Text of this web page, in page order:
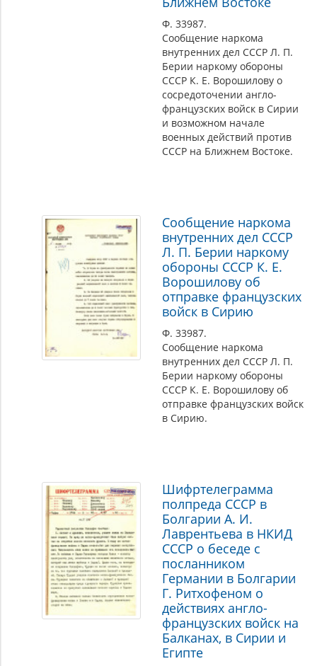
Ф. 33987.
Сообщение наркома
внутренних дел СССР Л. П.
Берии наркому обороны
СССР К. Е. Ворошилову о
сосредоточении англо-
французских войск в Сирии
и возможном начале
военных действий против
СССР на Ближнем Востоке.
Сообщение наркома
внутренних дел СССР
Л. П. Берии наркому
обороны СССР К. Е.
Ворошилову об
отправке французских
войск в Сирию
Ф. 33987.
Сообщение наркома
внутренних дел СССР Л. П.
Берии наркому обороны
СССР К. Е. Ворошилову об
отправке французских войск
в Сирию.
Шифртелеграмма
полпреда СССР в
Болгарии А. И.
Лаврентьева в НКИД
СССР о беседе с
посланником
Германии в Болгарии
Г. Ритхофеном о
действиях англо-
французских войск на
Балканах, в Сирии и
Египте